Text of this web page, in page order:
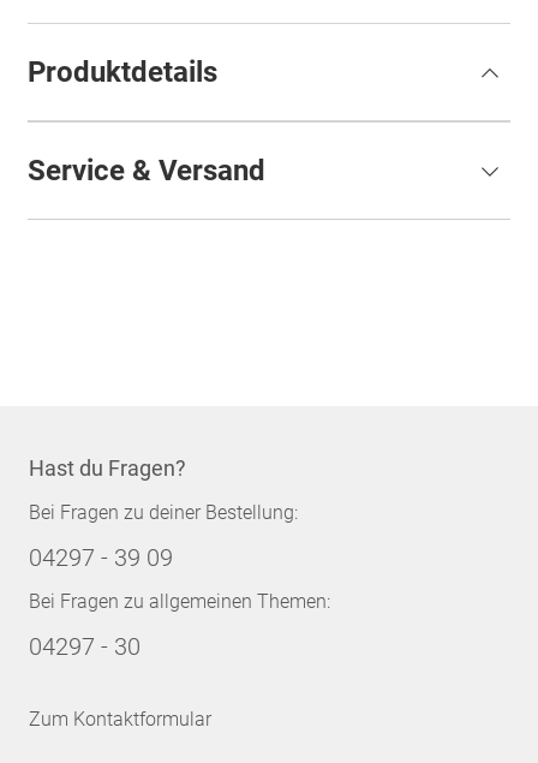
Produktdetails
Service & Versand
Hast du Fragen?
Bei Fragen zu deiner Bestellung:
04297 - 39 09
Bei Fragen zu allgemeinen Themen:
04297 - 30
Zum Kontaktformular